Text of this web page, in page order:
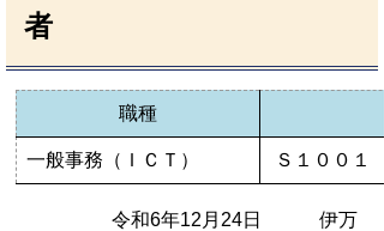
者
職種
一般事務（ＩＣＴ） Ｓ１００１
令和6年12月24日 伊万